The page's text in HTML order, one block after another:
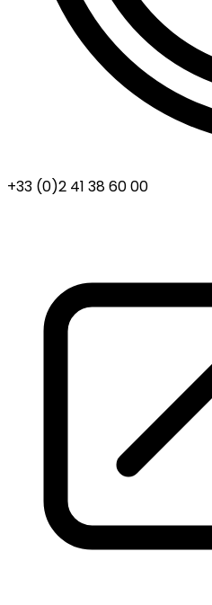
+33 (0)2 41 38 60 00